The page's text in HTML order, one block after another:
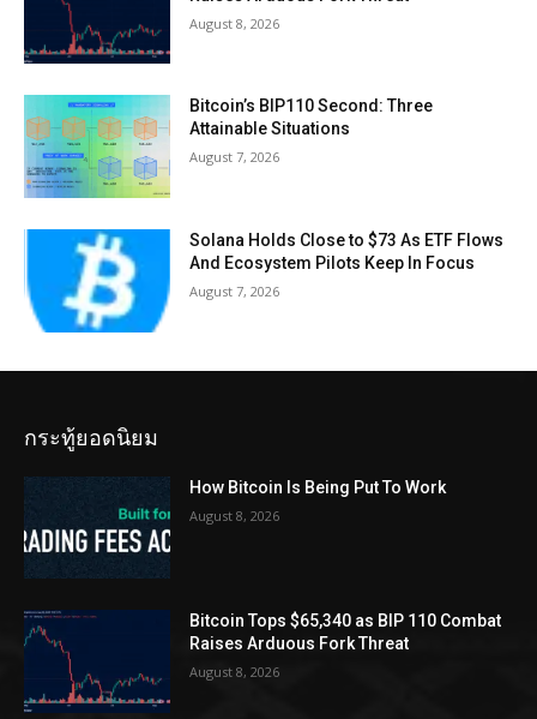
August 8, 2026
Bitcoin’s BIP110 Second: Three
Attainable Situations
August 7, 2026
Solana Holds Close to $73 As ETF Flows
And Ecosystem Pilots Keep In Focus
August 7, 2026
กระทู้ยอดนิยม
How Bitcoin Is Being Put To Work
August 8, 2026
Bitcoin Tops $65,340 as BIP 110 Combat
Raises Arduous Fork Threat
August 8, 2026